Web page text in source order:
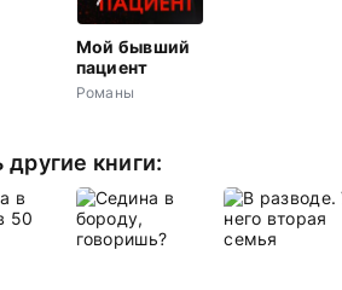
Мой бывший
пациент
Романы
другие книги: